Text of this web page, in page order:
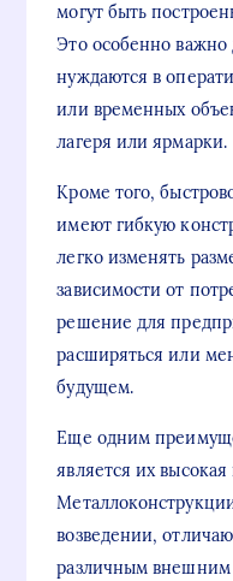
могут быть
Это особенно важно
нуждаются в
или временных
лагеря или ярмарки.
Кроме того,
имеют гибкую
легко изменять
зависимости от
решение для
расширяться или
будущем.
Еще одним
является их
возведении,
различным внешним